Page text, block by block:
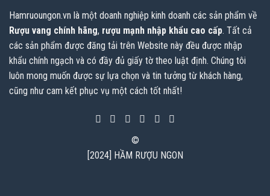
Hamruoungon.vn là một doanh nghiệp kinh doanh các sản phẩm về
Rượu vang chính hãng, rượu mạnh nhập khẩu cao cấp. Tất cả
các sản phẩm được đăng tải trên Website này đều được nhập
khẩu chính ngạch và có đầy đủ giấy tờ theo luật định. Chúng tôi
luôn mong muốn được sự lựa chọn và tin tưởng từ khách hàng,
cũng như cam kết phục vụ một cách tốt nhất!
©
[2024] HẦM RƯỢU NGON